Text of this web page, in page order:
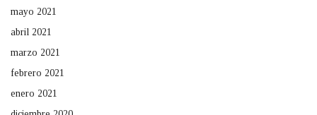
mayo 2021
abril 2021
marzo 2021
febrero 2021
enero 2021